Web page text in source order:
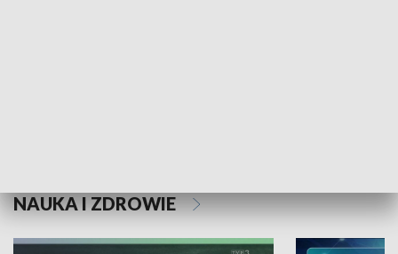
NAUKA I ZDROWIE